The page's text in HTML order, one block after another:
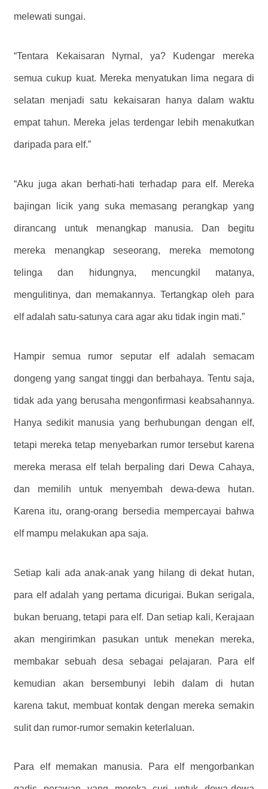
melewati sungai.
“Tentara Kekaisaran Nyrnal, ya? Kudengar mereka
semua cukup kuat. Mereka menyatukan lima negara di
selatan menjadi satu kekaisaran hanya dalam waktu
empat tahun. Mereka jelas terdengar lebih menakutkan
daripada para elf.”
“Aku juga akan berhati-hati terhadap para elf. Mereka
bajingan licik yang suka memasang perangkap yang
dirancang untuk menangkap manusia. Dan begitu
mereka menangkap seseorang, mereka memotong
telinga dan hidungnya, mencungkil matanya,
mengulitinya, dan memakannya. Tertangkap oleh para
elf adalah satu-satunya cara agar aku tidak ingin mati.”
Hampir semua rumor seputar elf adalah semacam
dongeng yang sangat tinggi dan berbahaya. Tentu saja,
tidak ada yang berusaha mengonfirmasi keabsahannya.
Hanya sedikit manusia yang berhubungan dengan elf,
tetapi mereka tetap menyebarkan rumor tersebut karena
mereka merasa elf telah berpaling dari Dewa Cahaya,
dan memilih untuk menyembah dewa-dewa hutan.
Karena itu, orang-orang bersedia mempercayai bahwa
elf mampu melakukan apa saja.
Setiap kali ada anak-anak yang hilang di dekat hutan,
para elf adalah yang pertama dicurigai. Bukan serigala,
bukan beruang, tetapi para elf. Dan setiap kali, Kerajaan
akan mengirimkan pasukan untuk menekan mereka,
membakar sebuah desa sebagai pelajaran. Para elf
kemudian akan bersembunyi lebih dalam di hutan
karena takut, membuat kontak dengan mereka semakin
sulit dan rumor-rumor semakin keterlaluan.
Para elf memakan manusia. Para elf mengorbankan